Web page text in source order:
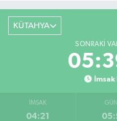
KÜTAHYA
SONRAKI
İMSAK
04:21